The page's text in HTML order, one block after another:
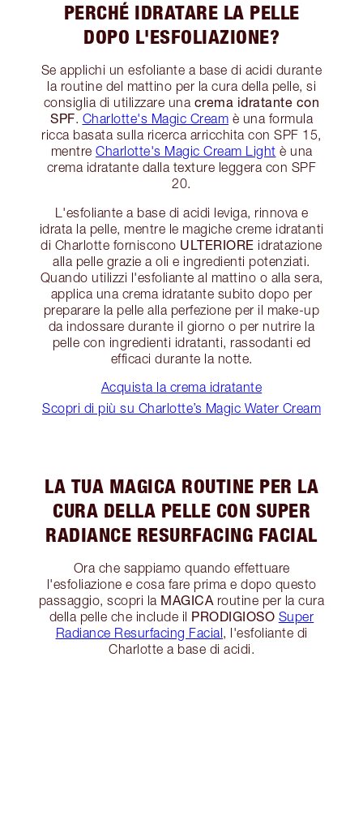
PERCHÉ IDRATARE LA PELLE
DOPO L'ESFOLIAZIONE?
Se applichi un esfoliante a base di acidi durante
la routine del mattino per la cura della pelle, si
consiglia di utilizzare una crema idratante con
SPF. Charlotte's Magic Cream è una formula
ricca basata sulla ricerca arricchita con SPF 15,
mentre Charlotte's Magic Cream Light è una
crema idratante dalla texture leggera con SPF
20.
L'esfoliante a base di acidi leviga, rinnova e
idrata la pelle, mentre le magiche creme idratanti
di Charlotte forniscono ULTERIORE idratazione
alla pelle grazie a oli e ingredienti potenziati.
Quando utilizzi l'esfoliante al mattino o alla sera,
applica una crema idratante subito dopo per
preparare la pelle alla perfezione per il make-up
da indossare durante il giorno o per nutrire la
pelle con ingredienti idratanti, rassodanti ed
efficaci durante la notte.
Acquista la crema idratante
Scopri di più su Charlotte’s Magic Water Cream
LA TUA MAGICA ROUTINE PER LA
CURA DELLA PELLE CON SUPER
RADIANCE RESURFACING FACIAL
Ora che sappiamo quando effettuare
l'esfoliazione e cosa fare prima e dopo questo
passaggio, scopri la MAGICA routine per la cura
della pelle che include il PRODIGIOSO Super
Radiance Resurfacing Facial , l'esfoliante di
Charlotte a base di acidi.